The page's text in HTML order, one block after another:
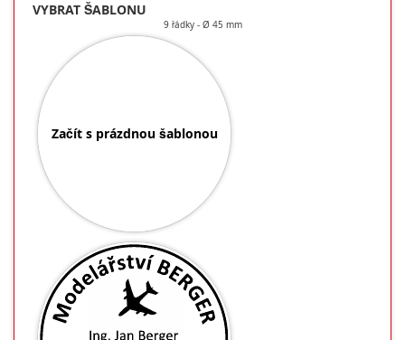
VYBRAT ŠABLONU
9 řádky Ø 45 mm
Začít s prázdnou šablonou